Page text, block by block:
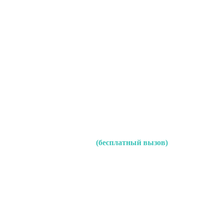
(бесплатный вызов)